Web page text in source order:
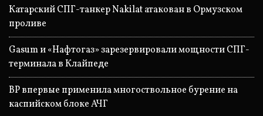
Катарский СПГ-танкер Nakilat атакован в Ормузском
проливе
Gasum и «Нафтогаз» зарезервировали мощности СПГ-
терминала в Клайпеде
BP впервые применила многоствольное бурение на
каспийском блоке АЧГ